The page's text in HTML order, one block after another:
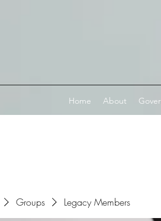
Home About
Groups Legacy Members